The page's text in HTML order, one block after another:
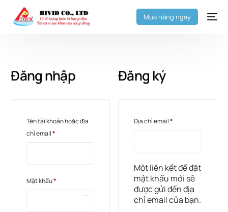
Mua hàng ngay
Đăng nhập
Tên tài khoản hoặc địa
chỉ email*
Mật khẩu*
Đăng ký
Địa chỉ email*
Một liên kết để đặt
mật khẩu mới sẽ
được gửi đến địa
chỉ email của bạn.